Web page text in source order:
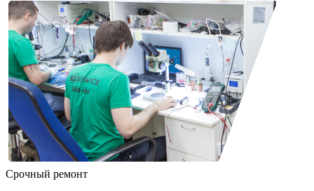
Срочный ремонт